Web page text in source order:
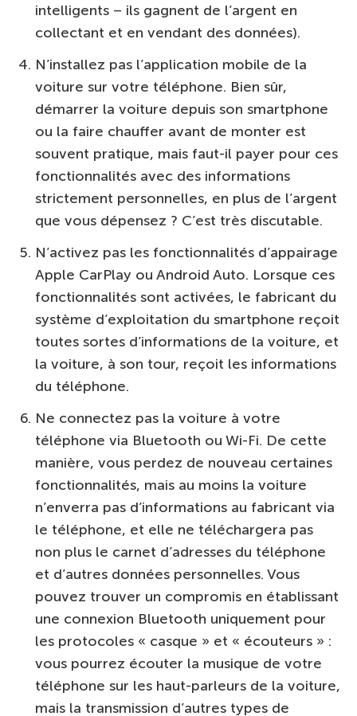
intelligents – ils gagnent de l’argent en
collectant et en vendant des données).
N’installez pas l’application mobile de la
voiture sur votre téléphone. Bien sûr,
démarrer la voiture depuis son smartphone
ou la faire chauffer avant de monter est
souvent pratique, mais faut-il payer pour ces
fonctionnalités avec des informations
strictement personnelles, en plus de l’argent
que vous dépensez ? C’est très discutable.
N’activez pas les fonctionnalités d’appairage
Apple CarPlay ou Android Auto. Lorsque ces
fonctionnalités sont activées, le fabricant du
système d’exploitation du smartphone reçoit
toutes sortes d’informations de la voiture, et
la voiture, à son tour, reçoit les informations
du téléphone.
Ne connectez pas la voiture à votre
téléphone via Bluetooth ou Wi-Fi. De cette
manière, vous perdez de nouveau certaines
fonctionnalités, mais au moins la voiture
n’enverra pas d’informations au fabricant via
le téléphone, et elle ne téléchargera pas
non plus le carnet d’adresses du téléphone
et d’autres données personnelles. Vous
pouvez trouver un compromis en établissant
une connexion Bluetooth uniquement pour
les protocoles « casque » et « écouteurs » :
vous pourrez écouter la musique de votre
téléphone sur les haut-parleurs de la voiture,
mais la transmission d’autres types de